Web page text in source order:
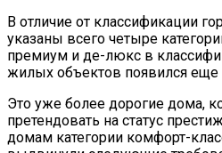
В отличие от классификации
указаны всего четыре
премиум и де-люкс в
жилых объектов появился еще
Это уже более дорогие дома,
претендовать на статус
домам категории комфорт-